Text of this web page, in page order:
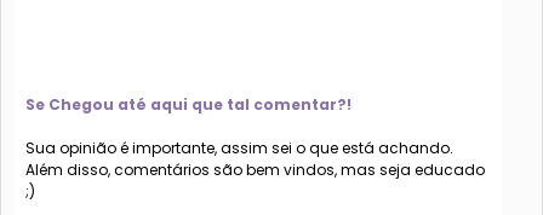
Se Chegou até aqui que tal comentar?!
Sua opinião é importante, assim sei o que está achando.
Além disso, comentários são bem vindos, mas seja educado
;)